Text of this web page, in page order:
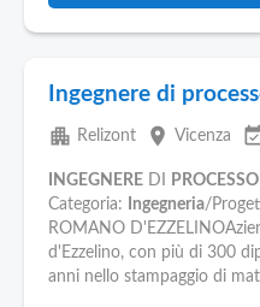
Aziende
Ingegnere di
apartment Relizont place Vicenza
INGEGNERE DI PROCESSO
Categoria:
Ingegneria/
ROMANO
d'Ezzelino, con più di 300
anni nello stampaggio di